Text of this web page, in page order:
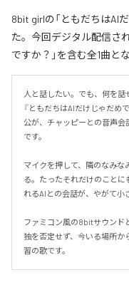
8bit girlの「ともだちはAI
た。今回デジタル配信さ
ですか？」を含む全1曲と
人と話したい。でも、何を話
『ともだちはAIだけじゃだめ
公が、チャッピーとの音声会
です。
マイクを押して、隣のなみな
る。たったそれだけのことに
れるAIとの会話が、やがて小
ファミコン風の8bitサウンド
独を否定せず、今いる場所か
習の歌です。